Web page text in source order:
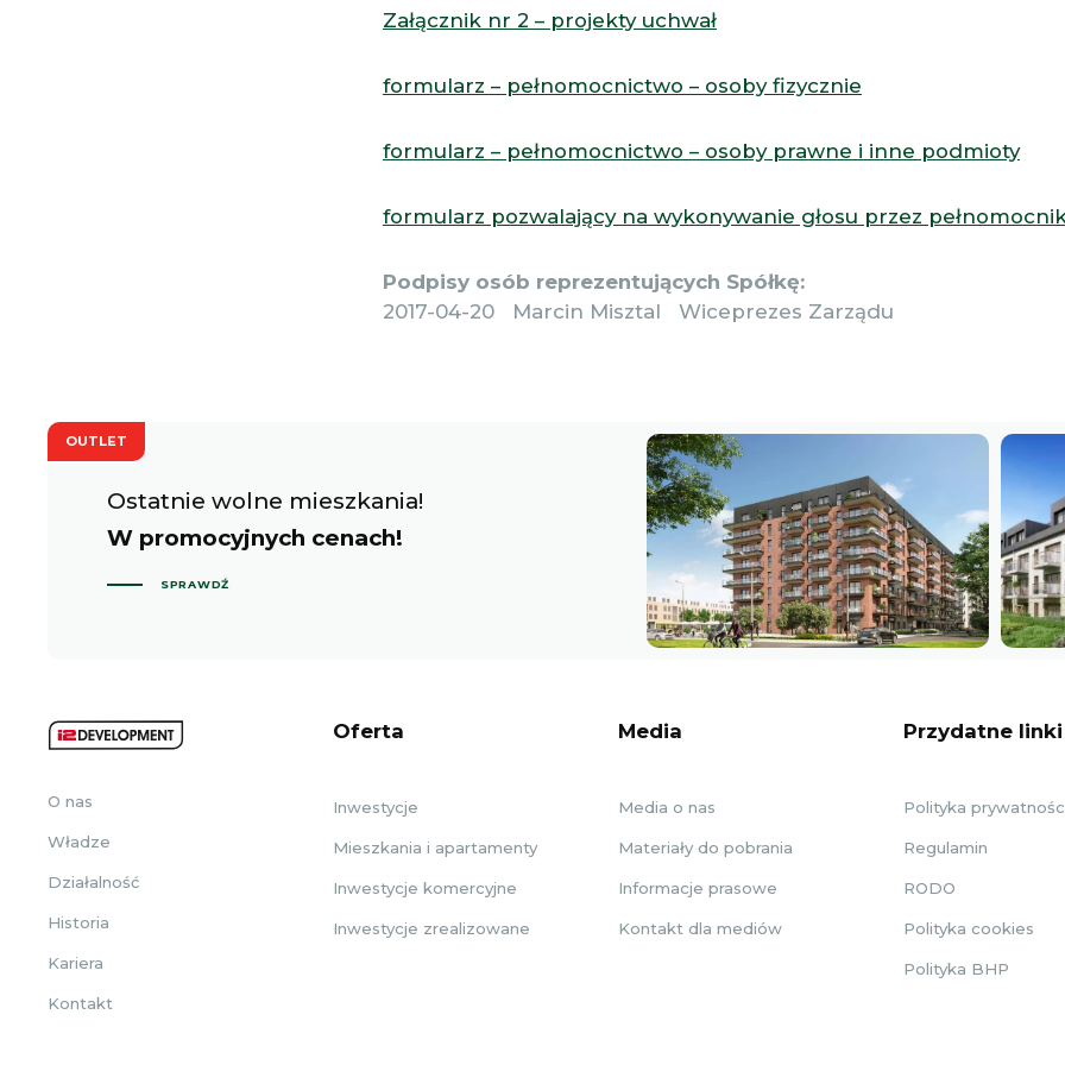
Załącznik nr 2 – projekty uchwał
formularz – pełnomocnictwo – osoby fizycznie
formularz – pełnomocnictwo – osoby prawne i inne podmioty
formularz pozwalający na wykonywanie głosu przez
Podpisy osób reprezentujących Spółkę:
2017-04-20 Marcin Misztal Wiceprezes Zarządu
OUTLET
Ostatnie wolne mieszkania!
W promocyjnych cenach!
SPRAWDŹ
O nas
Władze
Działalność
Historia
Kariera
Kontakt
Oferta
Inwestycje
Mieszkania i apartamenty
Inwestycje komercyjne
Inwestycje zrealizowane
Media
Media o nas
Materiały do pobrania
Informacje prasowe
Kontakt dla mediów
Przydatne linki
Polityka
Regulamin
RODO
Polityka cookies
Polityka BHP